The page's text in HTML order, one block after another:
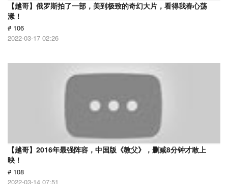
【越哥】俄罗斯拍了一部，美到极致的奇幻大片，看得我春心荡
漾！
# 106
2022-03-17 02:26
【越哥】2016年最强阵容，中国版《教父》，删减8分钟才敢上
映！
# 108
2022-03-14 07:51